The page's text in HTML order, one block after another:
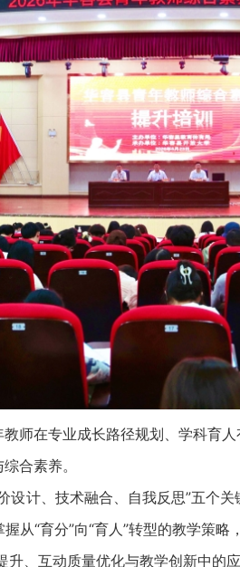
在专业成长路径规划、学科育
合素养。
计、技术融合、自我反思”五个
从“育分”向“育人”转型的教学策
、互动质量优化与教学创新中的应